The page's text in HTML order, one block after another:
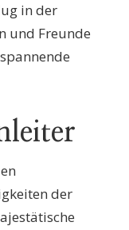
in der
und Freunde
der